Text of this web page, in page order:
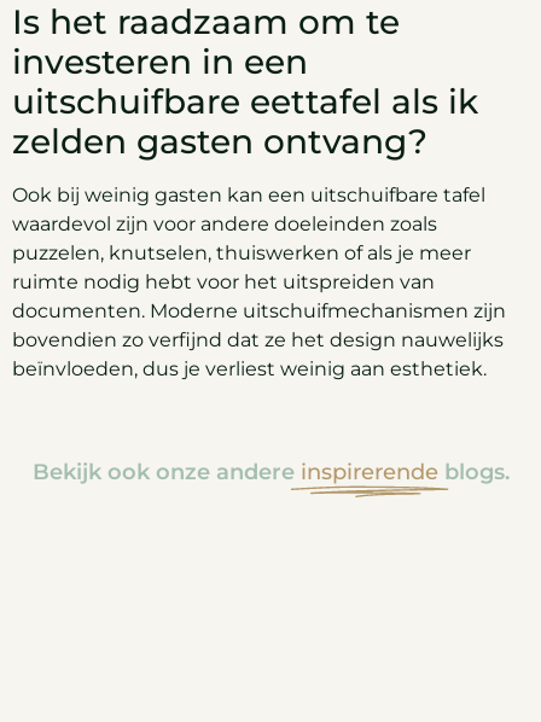
Is het raadzaam om te
investeren in een
uitschuifbare eettafel als ik
zelden gasten ontvang?
Ook bij weinig gasten kan een uitschuifbare tafel
waardevol zijn voor andere doeleinden zoals
puzzelen, knutselen, thuiswerken of als je meer
ruimte nodig hebt voor het uitspreiden van
documenten. Moderne uitschuifmechanismen zijn
bovendien zo verfijnd dat ze het design nauwelijks
beïnvloeden, dus je verliest weinig aan esthetiek.
Bekijk ook onze andere inspirerende blogs.